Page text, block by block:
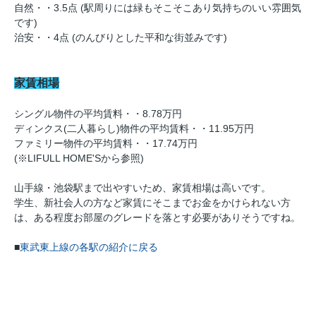
自然・・3.5点 (駅周りには緑もそこそこあり気持ちのいい雰囲気
です)
治安・・4点 (のんびりとした平和な街並みです)
家賃相場
シングル物件の平均賃料・・8.78万円
ディンクス(二人暮らし)物件の平均賃料・・11.95万円
ファミリー物件の平均賃料・・17.74万円
(※LIFULL HOME'Sから参照)
山手線・池袋駅まで出やすいため、家賃相場は高いです。
学生、新社会人の方など家賃にそこまでお金をかけられない方
は、ある程度お部屋のグレードを落とす必要がありそうですね。
■東武東上線の各駅の紹介に戻る